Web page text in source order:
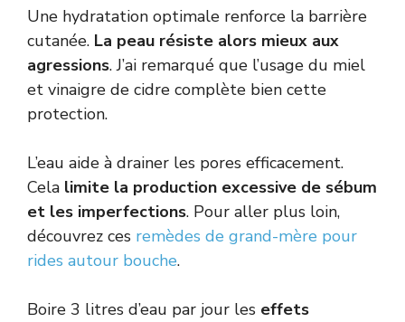
Une hydratation optimale renforce la barrière
cutanée. La peau résiste alors mieux aux
agressions. J’ai remarqué que l’usage du miel
et vinaigre de cidre complète bien cette
protection.
L’eau aide à drainer les pores efficacement.
Cela limite la production excessive de sébum
et les imperfections. Pour aller plus loin,
découvrez ces remèdes de grand-mère pour
rides autour bouche.
Boire 3 litres d’eau par jour les effets